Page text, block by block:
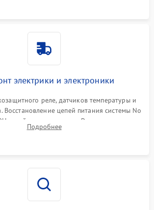
электрики и электроники
реле, датчиков температуры и
Восстановление цепей питания системы No
оттайки и вентилятор. Ремонт или замена
управления при сбоях алгоритмов.
Подробнее